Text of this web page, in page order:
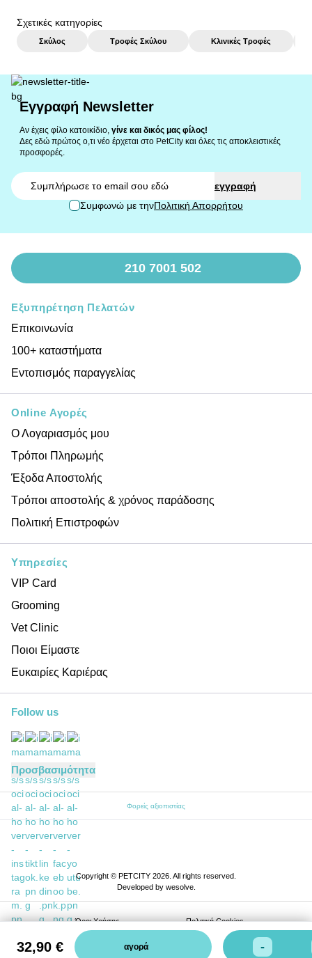
32,90 € αγορά -
Σχετικές κατηγορίες
Σκύλος Τροφές Σκύλου Κλινικές Τροφές
Εγγραφή Newsletter
Αν έχεις φίλο κατοικίδιο, γίνε και δικός μας φίλος!
Δες εδώ πρώτος ο,τι νέο έρχεται στο PetCity και όλες τις αποκλειστικές
προσφορές.
εγγραφή
Συμφωνώ με τηνΠολιτική Απορρήτου
210 7001 502
Εξυπηρέτηση Πελατών
Επικοινωνία
100+ καταστήματα
Εντοπισμός παραγγελίας
Online Αγορές
Ο Λογαριασμός μου
Τρόποι Πληρωμής
Έξοδα Αποστολής
Τρόποι αποστολής & χρόνος παράδοσης
Πολιτική Επιστροφών
Υπηρεσίες
VIP Card
Grooming
Vet Clinic
Ποιοι Είμαστε
Ευκαιρίες Καριέρας
Follow us
Προσβασιμότητα
Φορείς αξιοπιστίας
Copyright © PETCITY 2026. All rights reserved.
Developed by wesolve.
Όροι Xρήσης Πολιτική Cookies
Πολιτική Απορρήτου